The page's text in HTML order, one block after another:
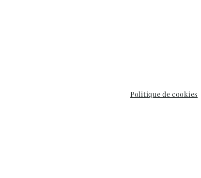
Politique de cookies